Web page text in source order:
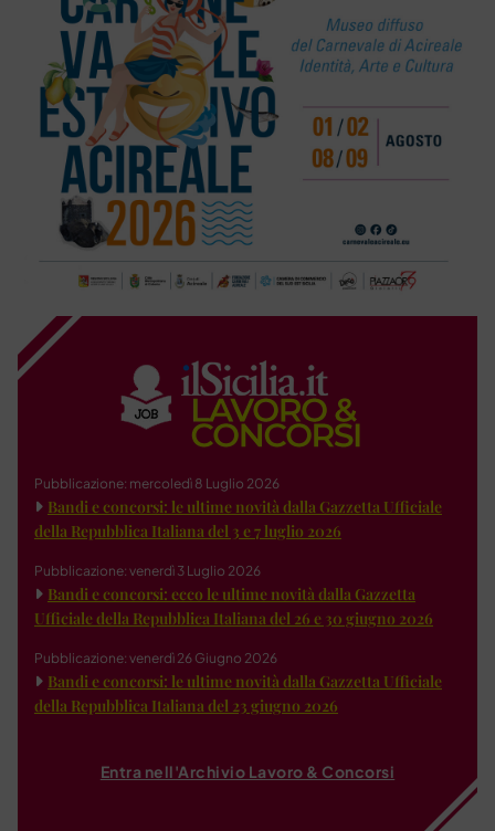
Pubblicazione: mercoledì 8 Luglio 2026
Bandi e concorsi: le ultime novità dalla Gazzetta Ufficiale
della Repubblica Italiana del 3 e 7 luglio 2026
Pubblicazione: venerdì 3 Luglio 2026
Bandi e concorsi: ecco le ultime novità dalla Gazzetta
Ufficiale della Repubblica Italiana del 26 e 30 giugno 2026
Pubblicazione: venerdì 26 Giugno 2026
Bandi e concorsi: le ultime novità dalla Gazzetta Ufficiale
della Repubblica Italiana del 23 giugno 2026
Entra nell'Archivio Lavoro & Concorsi